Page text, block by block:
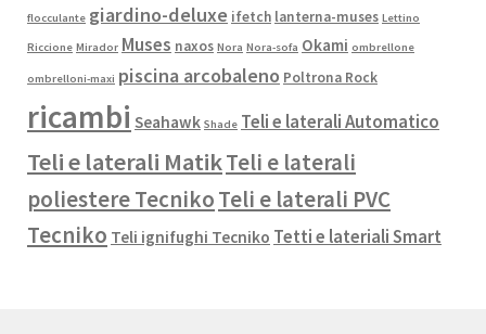
flocculante giardino-deluxe ifetch lanterna-muses Lettino
Riccione Mirador Muses naxos Nora Nora-sofa Okami ombrellone
ombrelloni-maxi piscina arcobaleno Poltrona Rock
ricambi Seahawk Shade Teli e laterali Automatico
Teli e laterali MatikTeli e laterali
poliestere TecnikoTeli e laterali PVC
Tecniko Teli ignifughi Tecniko Tetti e lateriali Smart